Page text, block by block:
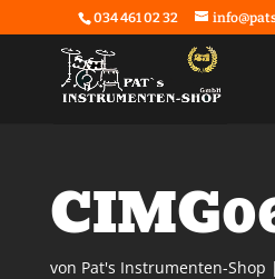
034 461 02 32
von Pat's Instrumenten-Shop |